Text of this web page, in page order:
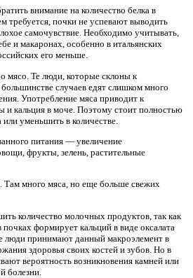
внимание на количество белка в
требуется, почки не успевают выводить
самочувствие. Необходимо учитывать,
и макаронах, особенно в итальянских
его меньше.
мясо. Те люди, которые склоны к
случаев едят слишком много
Употребление мяса приводит к
и кальция в моче. Поэтому стоит полностью
уменьшить в количестве.
питания — увеличение
фрукты, зелень, растительные
Там много мяса, но еще больше свежих
количество молочных продуктов, так как
формирует кальций в виде оксалата
люди принимают данный макроэлемент в
здоровья своих костей и зубов. Но в
вероятность возникновения камней или
болезни.